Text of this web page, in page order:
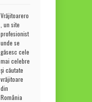
Vrăjitoarero
, un site
profesionist
unde se
găsesc cele
mai celebre
și căutate
vrăjitoare
din
România